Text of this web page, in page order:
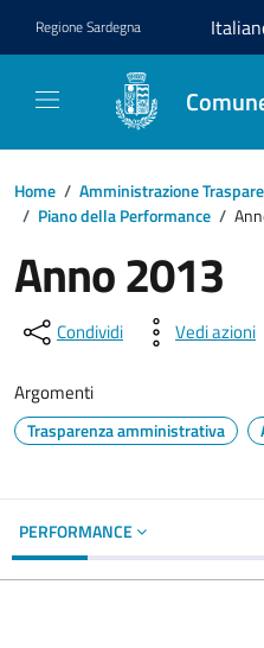
RegioneSardegna
Home / Amministrazione
/ Piano della Performance /
Anno 2013
Condividi Vedi azioni
Argomenti
Trasparenza amministrativa
PERFORMANCE